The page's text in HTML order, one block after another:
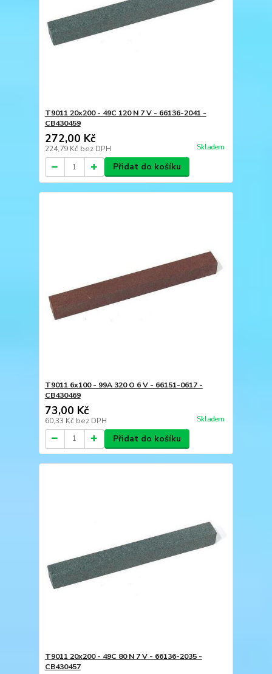
T9011 20x200 - 49C 120 N 7 V - 66136-2041 -
CB430459
272,00 Kč
224,79 Kč bez DPH Skladem
Přidat do košíku
T9011 6x100 - 99A 320 O 6 V - 66151-0617 -
CB430469
73,00 Kč
60,33 Kč bez DPH Skladem
Přidat do košíku
T9011 20x200 - 49C 80 N 7 V - 66136-2035 -
CB430457